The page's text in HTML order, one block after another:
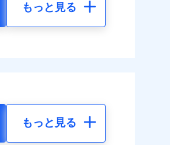
もっと見る
もっと見る